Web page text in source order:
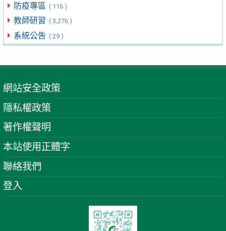
防疫專區 ( 116 )
教師研習 ( 3,276 )
系統公告 ( 29 )
網站安全政策
隱私權政策
著作權聲明
本站使用正體字
聯絡我們
登入